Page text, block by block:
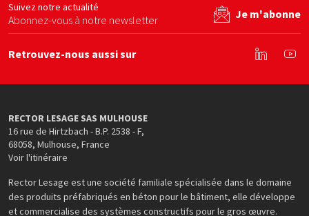
Suivez notre actualité
Abonnez-vous à notre newsletter Je m'abonne
Retrouvez-nous aussi sur
Linkedin
RECTOR LESAGE SAS MULHOUSE
16 rue de Hirtzbach - B.P. 2538 - F,
68058, Mulhouse, France
Voir l'itinéraire
Rector Lesage est une société familiale spécialisée dans le domaine
des produits préfabriqués en béton pour le bâtiment, elle développe
et commercialise des systèmes constructifs pour le gros œuvre.